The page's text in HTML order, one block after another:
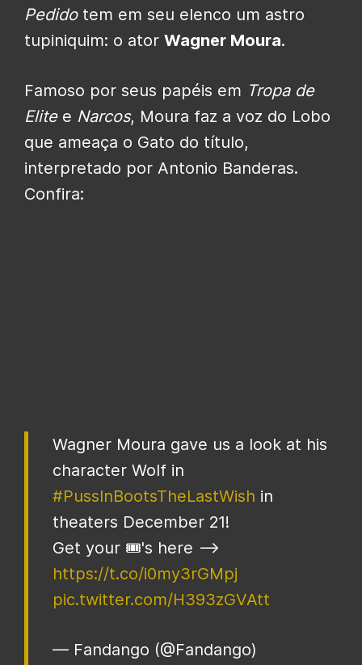
Pedidotem em seu elenco um astro
tupiniquim: o ator Wagner Moura.
Famoso por seus papéis em Tropa de
Elitee Narcos, Moura faz a voz do Lobo
que ameaça o Gato do título,
interpretado por Antonio Banderas.
Confira:
Wagner Moura gave us a look at his
character Wolf in
#PussInBootsTheLastWish in
theaters December 21!
Get your 🎟's here —>
https://t.co/i0my3rGMpj
pic.twitter.com/H393zGVAtt
— Fandango (@Fandango)